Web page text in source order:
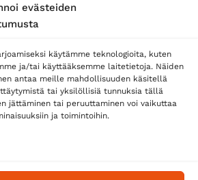
evästeiden
käytämme teknologioita, kuten
ja/tai käyttääksemme laitetietoja. Näiden
antaa meille mahdollisuuden käsitellä
tai yksilöllisiä tunnuksia tällä
jättäminen tai peruuttaminen voi vaikuttaa
ja toimintoihin.